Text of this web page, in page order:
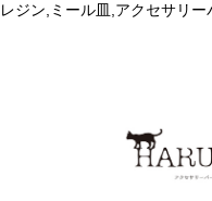
レジン,ミール皿,アクセサリ